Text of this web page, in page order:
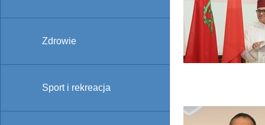
Zdrowie
Sport i rekreacja